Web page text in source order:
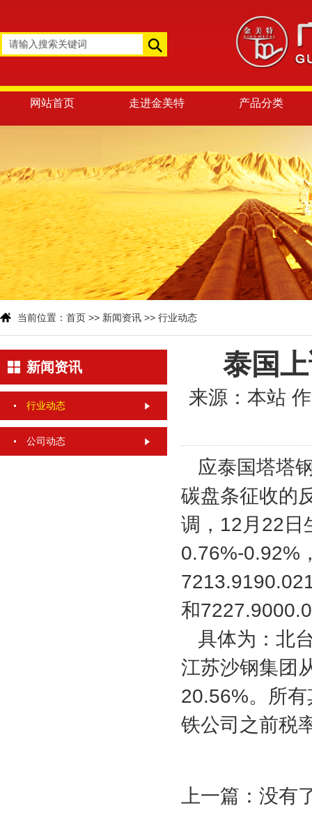
网站首页 走进金美特 产品分类
当前位置： 首页 >> 新闻资讯 >> 行业动态
新闻资讯
行业动态
公司动态
泰国
来源：本站
应泰国塔塔
碳盘条征收的
调，12月22日
0.76%-0.92%
和
具体为： 北
江苏沙钢集团
20.56%。所
铁公司之前税
上一篇：没有